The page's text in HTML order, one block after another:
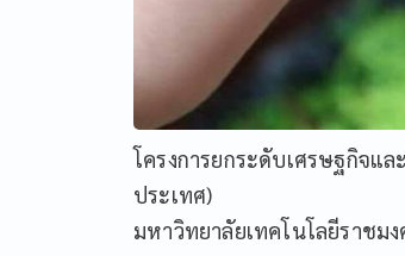
โครงการยกระดับเศรษฐกิจแ
ประเทศ)
มหาวิทยาลัยเทคโนโลยีราชม